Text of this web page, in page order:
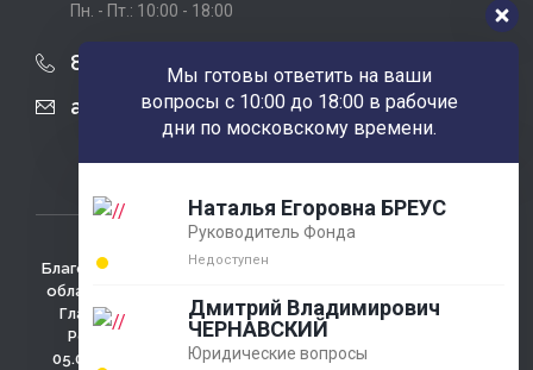
Пн. - Пт.: 10:00 - 18:00
8 (863) 424-22-08
agobfpdi@mail.ru
Благотворительный фонд использует сайт для сбора не
облагаемых налогом пожертвований. Зарегистрирован
Главным Управлением министерства юстиции РФ по
Ростовской области регистрационный №4433 от
05.03.2001г., ОГРН 1026100009286 , 346780 Ростовская
Мы готовы ответить на ваши
вопросы с 10:00 до 18:00 в рабочие
дни по московскому времени.
Наталья Егоровна БРЕУС
Руководитель Фонда
Недоступен
Дмитрий Владимирович
ЧЕРНАВСКИЙ
Юридические вопросы